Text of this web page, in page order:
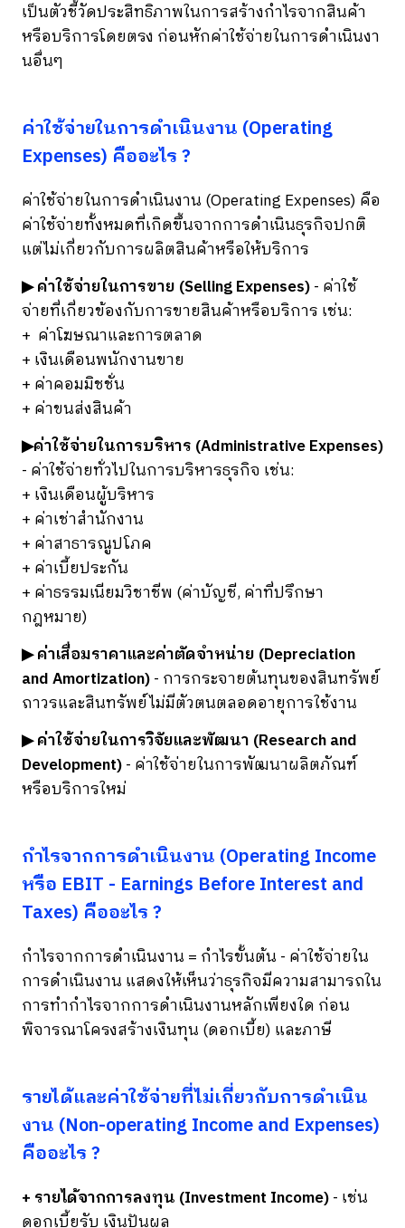
เป็นตัวชี้วัดประสิทธิภาพในการสร้างกำไรจากสินค้า
หรือบริการโดยตรง ก่อนหักค่าใช้จ่ายในการดำเนินงา
นอื่นๆ
ค่าใช้จ่ายในการดำเนินงาน (Operating
Expenses) คืออะไร ?
ค่าใช้จ่ายในการดำเนินงาน (Operating Expenses) คือ
ค่าใช้จ่ายทั้งหมดที่เกิดขึ้นจากการดำเนินธุรกิจปกติ
แต่ไม่เกี่ยวกับการผลิตสินค้าหรือให้บริการ
▶ ค่าใช้จ่ายในการขาย (Selling Expenses)- ค่าใช้
จ่ายที่เกี่ยวข้องกับการขายสินค้าหรือบริการ เช่น:
+ ค่าโฆษณาและการตลาด
+ เงินเดือนพนักงานขาย
+ ค่าคอมมิชชั่น
+ ค่าขนส่งสินค้า
▶ค่าใช้จ่ายในการบริหาร (Administrative Expenses)
- ค่าใช้จ่ายทั่วไปในการบริหารธุรกิจ เช่น:
+ เงินเดือนผู้บริหาร
+ ค่าเช่าสำนักงาน
+ ค่าสาธารณูปโภค
+ ค่าเบี้ยประกัน
+ ค่าธรรมเนียมวิชาชีพ (ค่าบัญชี, ค่าที่ปรึกษา
กฎหมาย)
▶ ค่าเสื่อมราคาและค่าตัดจำหน่าย (Depreciation
and Amortization)- การกระจายต้นทุนของสินทรัพย์
ถาวรและสินทรัพย์ไม่มีตัวตนตลอดอายุการใช้งาน
▶ ค่าใช้จ่ายในการวิจัยและพัฒนา (Research and
Development)- ค่าใช้จ่ายในการพัฒนาผลิตภัณฑ์
หรือบริการใหม่
กำไรจากการดำเนินงาน (Operating Income
หรือ EBIT - Earnings Before Interest and
Taxes) คืออะไร ?
กำไรจากการดำเนินงาน = กำไรขั้นต้น - ค่าใช้จ่ายใน
การดำเนินงาน แสดงให้เห็นว่าธุรกิจมีความสามารถใน
การทำกำไรจากการดำเนินงานหลักเพียงใด ก่อน
พิจารณาโครงสร้างเงินทุน (ดอกเบี้ย) และภาษี
รายได้และค่าใช้จ่ายที่ไม่เกี่ยวกับการดำเนิน
งาน (Non-operating Income and Expenses)
คืออะไร ?
+ รายได้จากการลงทุน (Investment Income)- เช่น
ดอกเบี้ยรับ เงินปันผล